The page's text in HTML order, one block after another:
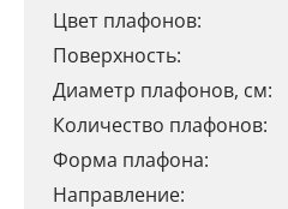
Цвет плафонов:
Поверхность:
Диаметр плафонов, см:
Количество плафонов:
Форма плафона:
Направление: